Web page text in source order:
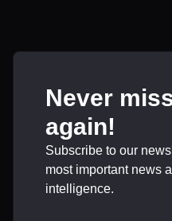
Never
again!
Subscribe to our
most important news
intelligence.